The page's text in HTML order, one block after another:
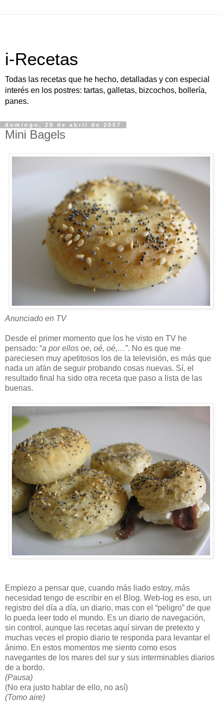
i-Recetas
Todas las recetas que he hecho, detalladas y con especial
interés en los postres: tartas, galletas, bizcochos, bollería,
panes.
domingo, 29 de abril de 2007
Mini Bagels
Anunciado en TV
Desde el primer momento que los he visto en TV he
pensado: “a por ellos oe, oé, oé,…”. No es que me
pareciesen muy apetitosos los de la televisión, es más que
nada un afán de seguir probando cosas nuevas. Sí, el
resultado final ha sido otra receta que paso a lista de las
buenas.
Empiezo a pensar que, cuando más liado estoy, más
necesidad tengo de escribir en el Blog. Web-log es eso, un
registro del día a día, un diario, mas con el “peligro” de que
lo pueda leer todo el mundo. Es un diario de navegación,
sin control, aunque las recetas aquí sirvan de pretexto y
muchas veces el propio diario te responda para levantar el
ánimo. En estos momentos me siento como esos
navegantes de los mares del sur y sus interminables diarios
de a bordo.
(Pausa)
(No era justo hablar de ello, no así)
(Tomo aire)